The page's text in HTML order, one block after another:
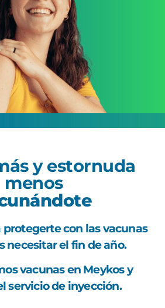
y estornuda
menos
protegerte con las vacunas
necesitar el fin de año.
vacunas en Meykosy
servicio de inyección.